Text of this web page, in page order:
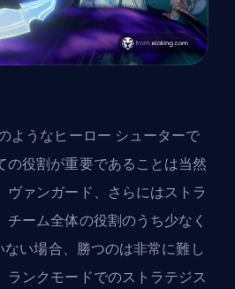
ようなヒーロー シューターで
の役割が重要であることは当然
ヴァンガード、さらにはストラ
ーム全体の役割のうち少なく
ない場合、勝つのは非常に難し
ランクモードでのストラテジス